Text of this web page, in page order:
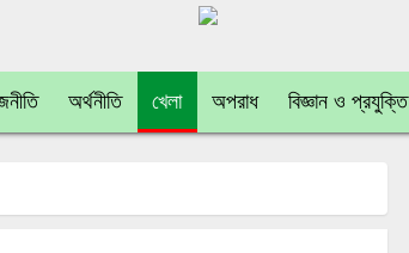
অর্থনীতি খেলা অপরাধ বিজ্ঞান ও প্রযুক্তি